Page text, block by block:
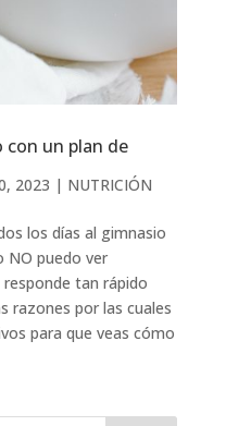
un plan de
2023 | NUTRICIÓN
los días al gimnasio
NO puedo ver
tan rápido
razones por las cuales
para que veas cómo